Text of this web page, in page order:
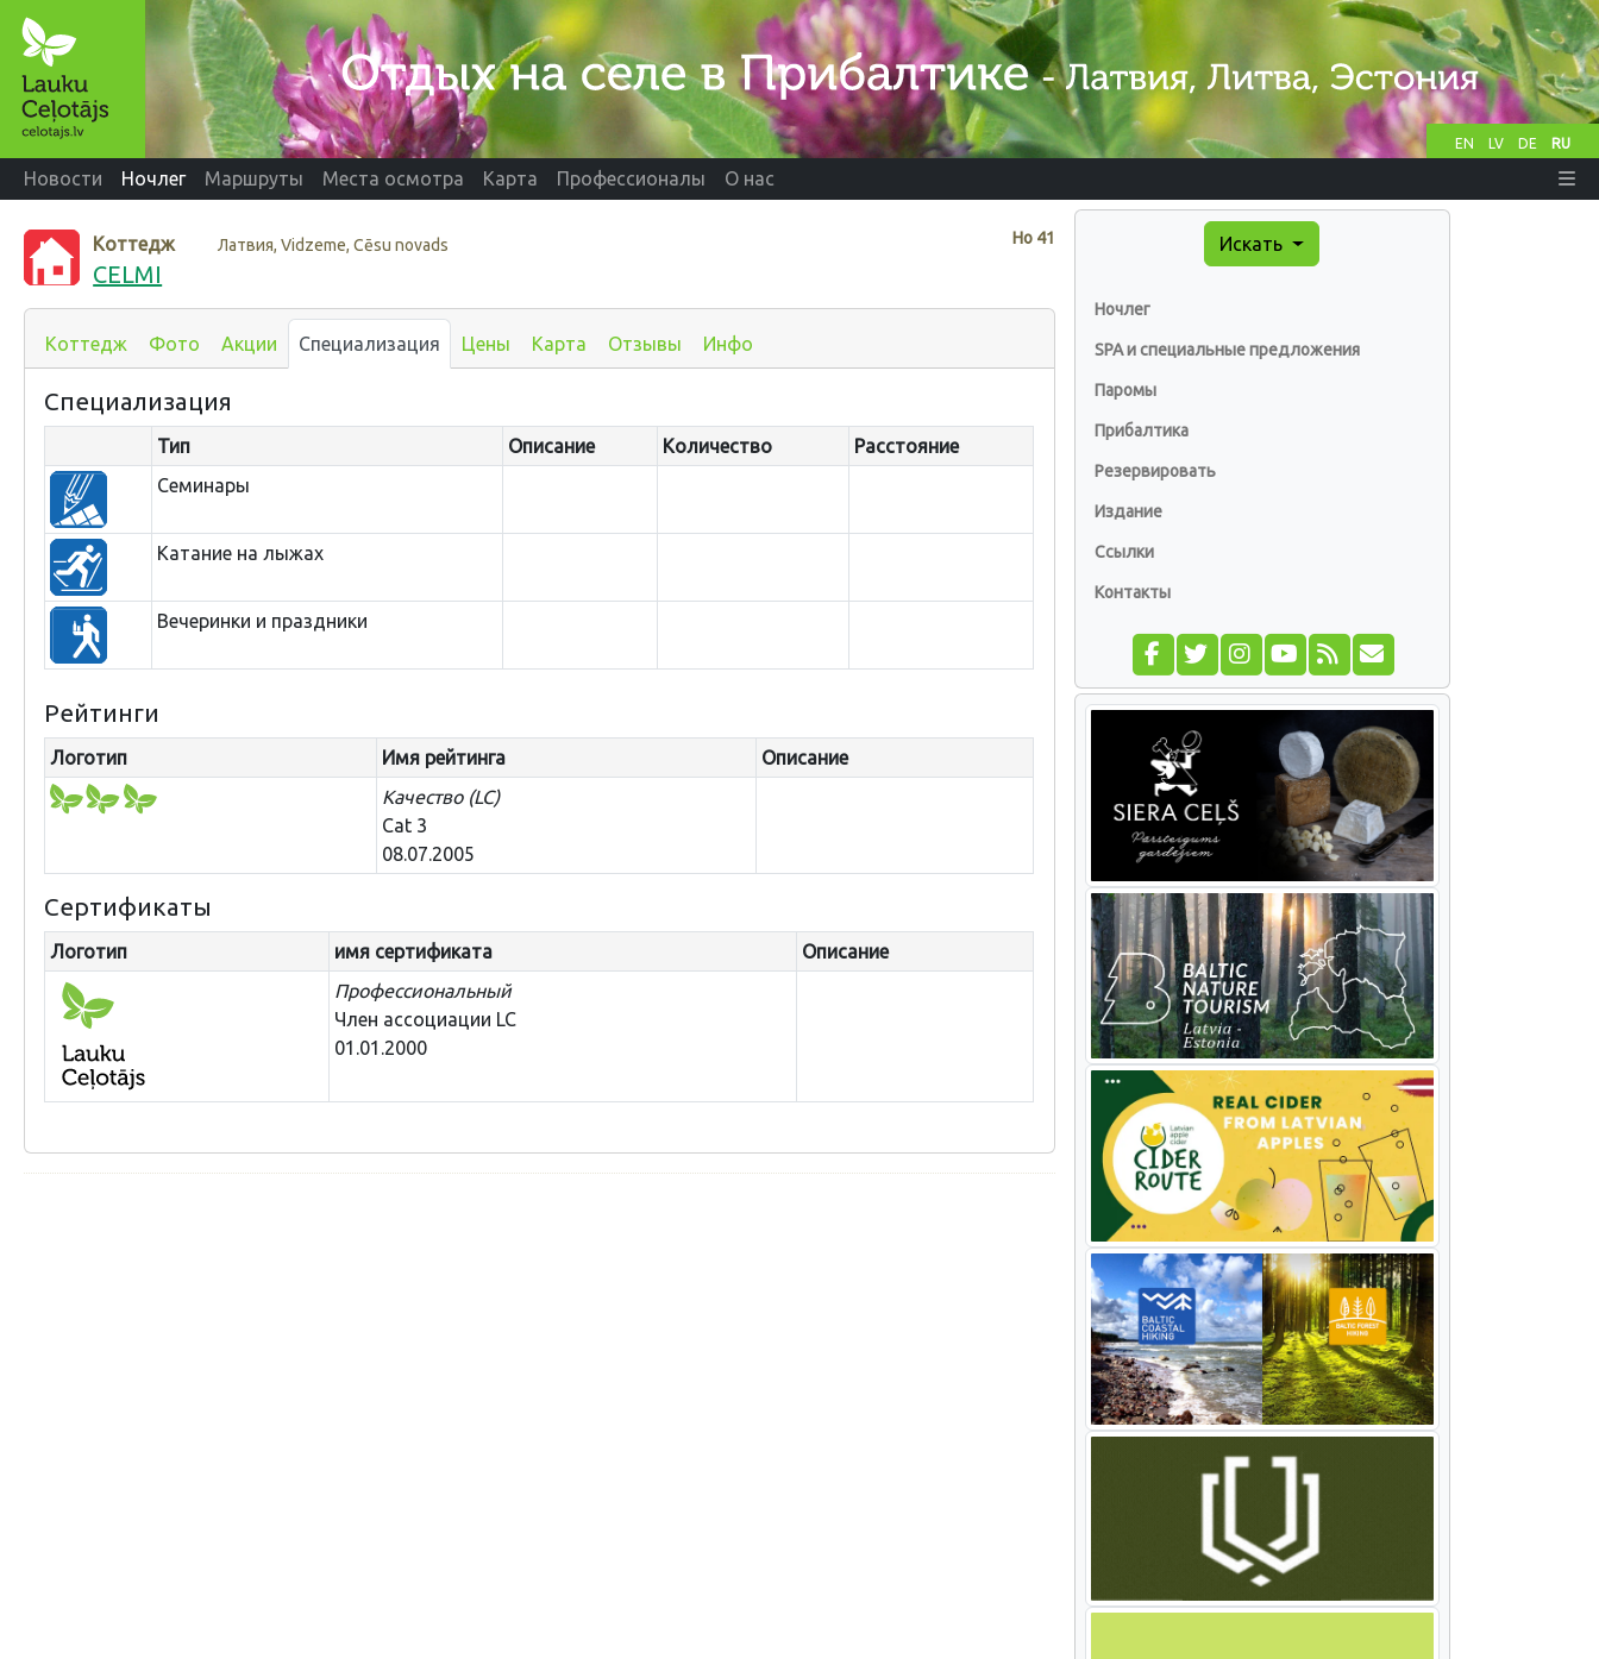
EN LV DE RU
Новости Ночлег Маршруты Места осмотра Карта Профессионалы О нас
Нo 41
Коттедж Латвия, Vidzeme, Cēsu novads
CELMI
Коттедж Фото Акции Специализация Цены Карта Отзывы Инфо
Специализация
Тип Описание Количество
Расстояние
Семинары
Катание на лыжах
Вечеринки и праздники
Рейтинги
Логотип Имя рейтинга
Описание
Качество (LC)
Cat 3
08.07.2005
Сертификаты
Логотип имя сертификата
Описание
Профессиональный
Член ассоциации LC
01.01.2000
Искать
Ночлег
SPA и специальные предложения
Паромы
Прибалтика
Резервировать
Издание
Ссылки
Контакты